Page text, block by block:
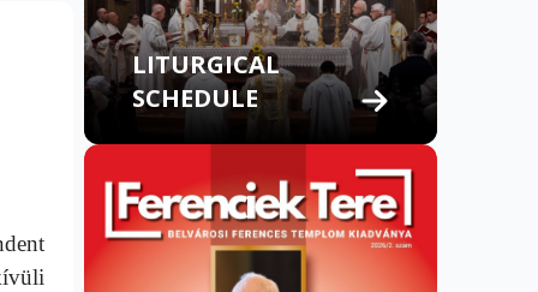
LITURGICAL
SCHEDULE